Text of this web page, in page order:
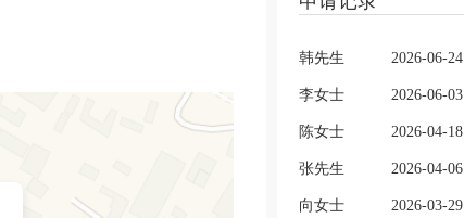
韩先生 2026-06-24
李女士 2026-06-03
陈女士 2026-04-18
张先生 2026-04-06
向女士 2026-03-29